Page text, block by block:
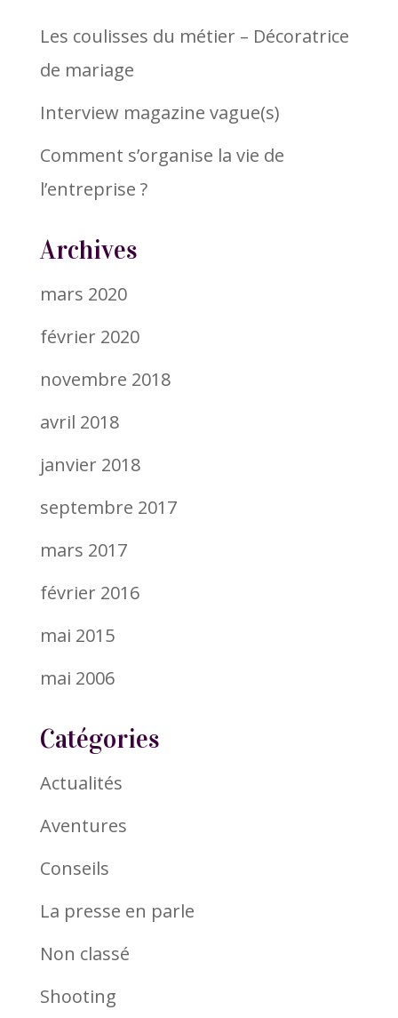
Les coulisses du métier – Décoratrice
de mariage
Interview magazine vague(s)
Comment s’organise la vie de
l’entreprise ?
Archives
mars 2020
février 2020
novembre 2018
avril 2018
janvier 2018
septembre 2017
mars 2017
février 2016
mai 2015
mai 2006
Catégories
Actualités
Aventures
Conseils
La presse en parle
Non classé
Shooting